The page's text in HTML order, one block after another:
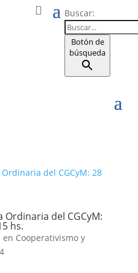
Buscar:
Botón de
búsqueda
del CGCyM:
hs.
Cooperativismo y